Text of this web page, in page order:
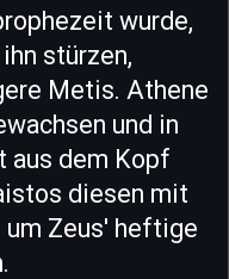
wurde,
stürzen,
Metis. Athene
und in
aus dem Kopf
diesen mit
Zeus' heftige